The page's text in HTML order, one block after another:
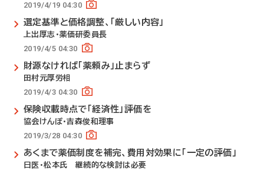
2019/4/19 04:30
選定基準と価格調整、「厳しい内容」
上出厚志・薬価研委員長
2019/4/5 04:30
財源なければ「薬頼み」止まらず
田村元厚労相
2019/4/3 04:30
保険収載時点で「経済性」評価を
協会けんぽ・吉森俊和理事
2019/3/28 04:30
あくまで薬価制度を補完、費用対効果に「一定の評価」
日医・松本氏 継続的な検討は必要